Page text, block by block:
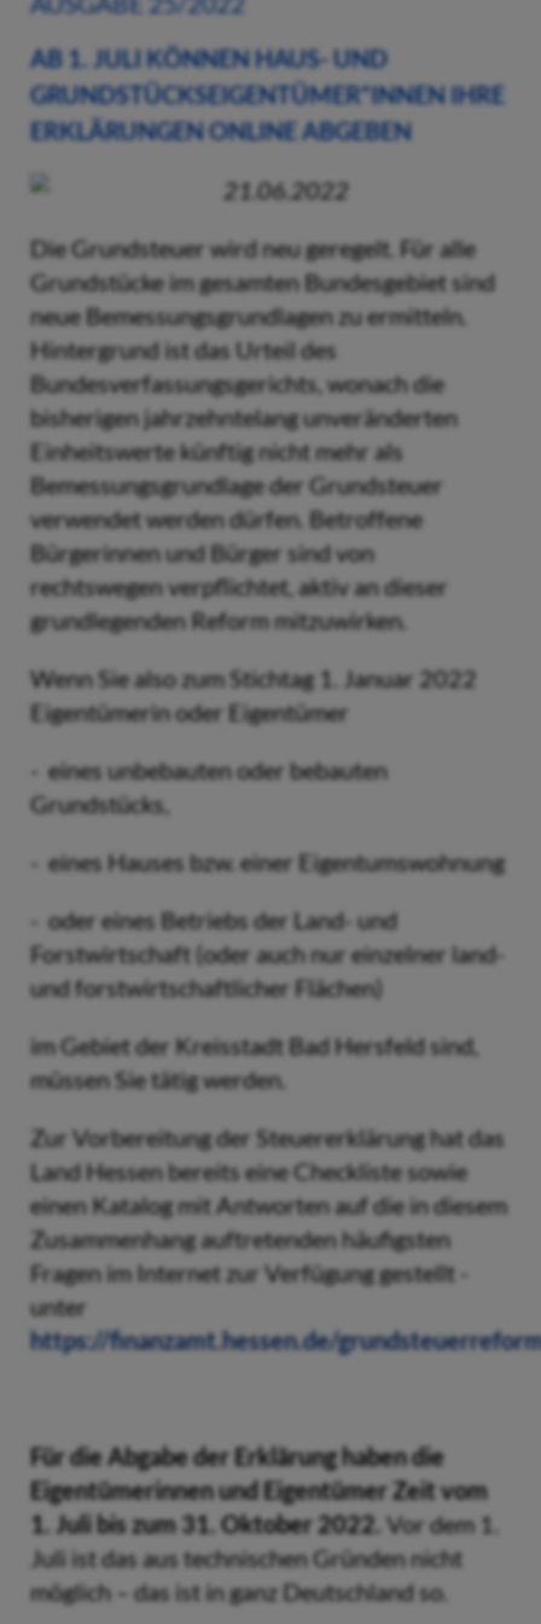
AB 1. JULI KÖNNEN HAUS- UND
GRUNDSTÜCKSEIGENTÜMER*INNEN IHRE
ERKLÄRUNGEN ONLINE ABGEBEN
21.06.2022
Die Grundsteuer wird neu geregelt. Für alle
Grundstücke im gesamten Bundesgebiet sind
neue Bemessungsgrundlagen zu ermitteln.
Hintergrund ist das Urteil des
Bundesverfassungsgerichts, wonach die
bisherigen jahrzehntelang unveränderten
Einheitswerte künftig nicht mehr als
Bemessungsgrundlage der Grundsteuer
verwendet werden dürfen. Betroffene
Bürgerinnen und Bürger sind von
rechtswegen verpflichtet, aktiv an dieser
grundlegenden Reform mitzuwirken.
Wenn Sie also zum Stichtag 1. Januar 2022
Eigentümerin oder Eigentümer
- eines unbebauten oder bebauten
Grundstücks,
- eines Hauses bzw. einer Eigentumswohnung
- oder eines Betriebs der Land- und
Forstwirtschaft (oder auch nur einzelner land-
und forstwirtschaftlicher Flächen)
im Gebiet der Kreisstadt Bad Hersfeld sind,
müssen Sie tätig werden.
Zur Vorbereitung der Steuererklärung hat das
Land Hessen bereits eine Checkliste sowie
einen Katalog mit Antworten auf die in diesem
Zusammenhang auftretenden häufigsten
Fragen im Internet zur Verfügung gestellt -
unter
https://finanzamt.hessen.de/
Für die Abgabe der Erklärung haben die
Eigentümerinnen und Eigentümer Zeit vom
1. Juli bis zum 31. Oktober 2022. Vor dem 1.
Juli ist das aus technischen Gründen nicht
möglich – das ist in ganz Deutschland so.